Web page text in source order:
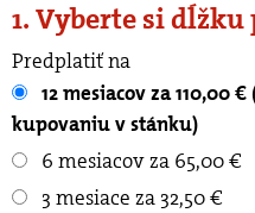
1. Vyberte si
Predplatiť na
kupovaniu v stánku)
6 mesiacov za 65,00 €
3 mesiace za 32,50 €